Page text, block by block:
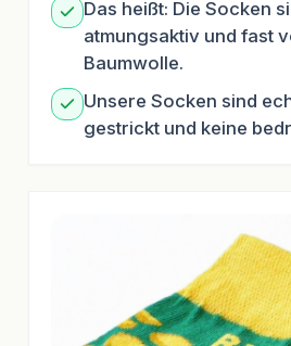
Das heißt: Die Socken
atmungsaktiv und fast
Baumwolle.
Unsere Socken sind
gestrickt und keine